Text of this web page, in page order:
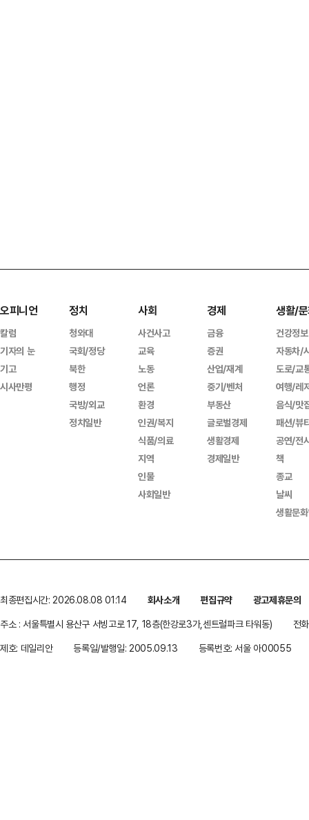
오피니언
칼럼
기자의 눈
기고
시사만평
정치
청와대
국회/정당
북한
행정
국방/외교
정치일반
사회
사건사고
교육
노동
언론
환경
인권/복지
식품/의료
지역
인물
사회일반
경제
금융
증권
산업/재계
중기/벤처
부동산
글로벌경제
생활경제
경제일반
생활/
건강정보
자동차/
도로/교
여행/레
음식/맛
패션/뷰
공연/전
책
종교
날씨
생활문
최종편집시간: 2026.08.08 01:14 회사소개 편집규약
광고제휴문의
주소 : 서울특별시 용산구 서빙고로 17, 18층(한강로3가,센트럴파크 타워동)
전
제호: 데일리안
등록일/발행일: 2005.09.13 등록번호: 서울 아00055